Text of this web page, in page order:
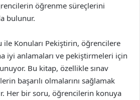
öğrenme süreçlerini
bulunur.
ile Konuları Pekiştirin, öğrencilere
iyi anlamaları ve pekiştirmeleri için
Bu kitap, özellikle sınav
başarılı olmalarını sağlamak
Her bir soru, öğrencilerin konuya